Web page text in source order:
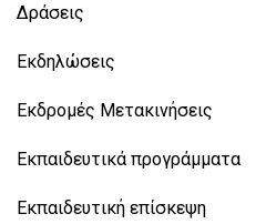
Δράσεις
Εκδηλώσεις
Εκδρομές Μετακινήσεις
Εκπαιδευτικά προγράμματα
Εκπαιδευτική επίσκεψη